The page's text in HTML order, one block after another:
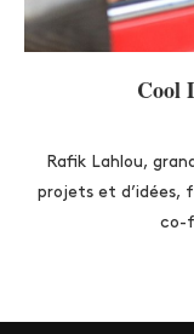
Cool
Rafik Lahlou,
projets et d’idées,
co-